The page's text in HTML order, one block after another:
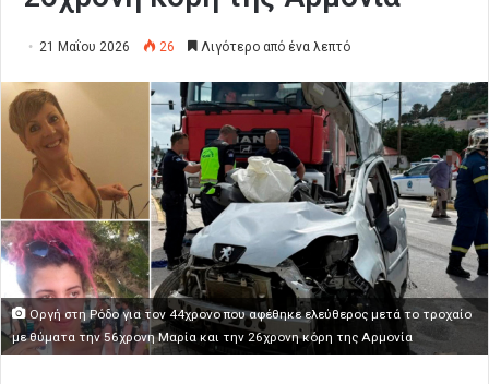
21 Μαΐου 2026 26 Λιγότερο από ένα λεπτό
Οργή στη Ρόδο για τον 44χρονο που αφέθηκε ελεύθερος μετά το τροχαίο
με θύματα την 56χρονη Μαρία και την 26χρονη κόρη της Αρμονία